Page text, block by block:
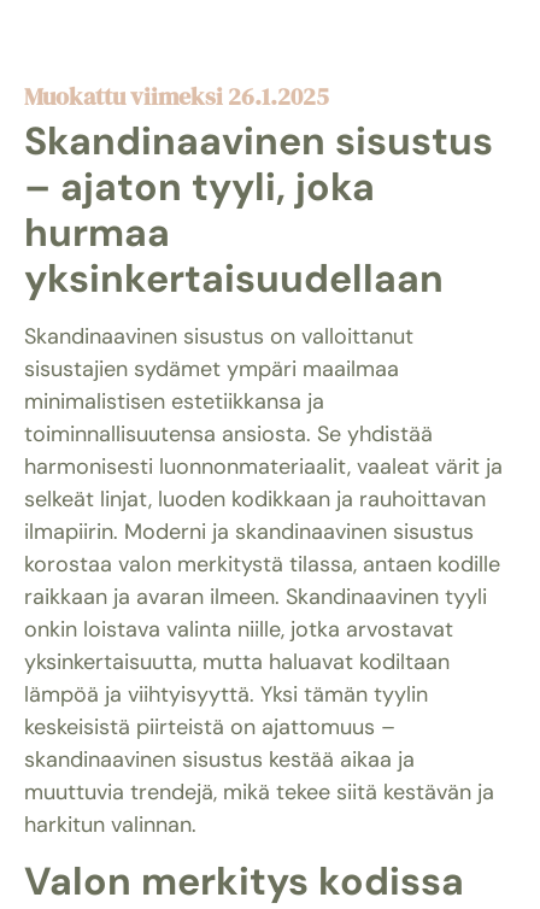
Muokattu viimeksi 26.1.2025
Skandinaavinen sisustus
– ajaton tyyli, joka
hurmaa
yksinkertaisuudellaan
Skandinaavinen sisustus on valloittanut
sisustajien sydämet ympäri maailmaa
minimalistisen estetiikkansa ja
toiminnallisuutensa ansiosta. Se yhdistää
harmonisesti luonnonmateriaalit, vaaleat värit ja
selkeät linjat, luoden kodikkaan ja rauhoittavan
ilmapiirin. Moderni ja skandinaavinen sisustus
korostaa valon merkitystä tilassa, antaen kodille
raikkaan ja avaran ilmeen. Skandinaavinen tyyli
onkin loistava valinta niille, jotka arvostavat
yksinkertaisuutta, mutta haluavat kodiltaan
lämpöä ja viihtyisyyttä. Yksi tämän tyylin
keskeisistä piirteistä on ajattomuus –
skandinaavinen sisustus kestää aikaa ja
muuttuvia trendejä, mikä tekee siitä kestävän ja
harkitun valinnan.
Valon merkitys kodissa